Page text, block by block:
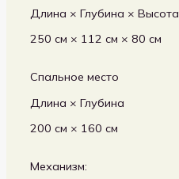
Длина × Глубина × Высота
250 см × 112 см × 80 см
Спальное место
Длина × Глубина
200 см × 160 см
Механизм: